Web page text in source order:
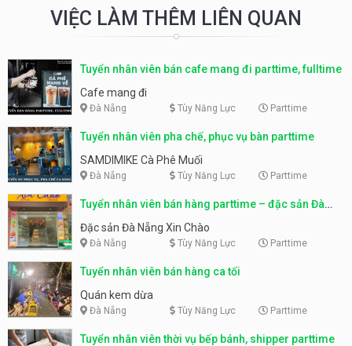
VIỆC LÀM THÊM LIÊN QUAN
Tuyển nhân viên bán cafe mang đi parttime, fulltime
Cafe mang đi
Đà Nẵng Tùy Năng Lực Parttime
Tuyển nhân viên pha chế, phục vụ bàn parttime
SAMDIMIKE Cà Phê Muối
Đà Nẵng Tùy Năng Lực Parttime
Tuyển nhân viên bán hàng parttime – đặc sản Đà
Nẵng
Đặc sản Đà Nẵng Xin Chào
Đà Nẵng Tùy Năng Lực Parttime
Tuyển nhân viên bán hàng ca tối
Quán kem dừa
Đà Nẵng Tùy Năng Lực Parttime
Tuyển nhân viên thời vụ bếp bánh, shipper parttime